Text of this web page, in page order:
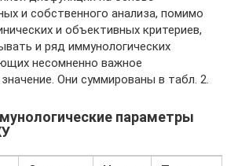
и собственного анализа, помимо
и объективных критериев,
и ряд иммунологических
несомненно важное
Они суммированы в табл. 2.
параметры